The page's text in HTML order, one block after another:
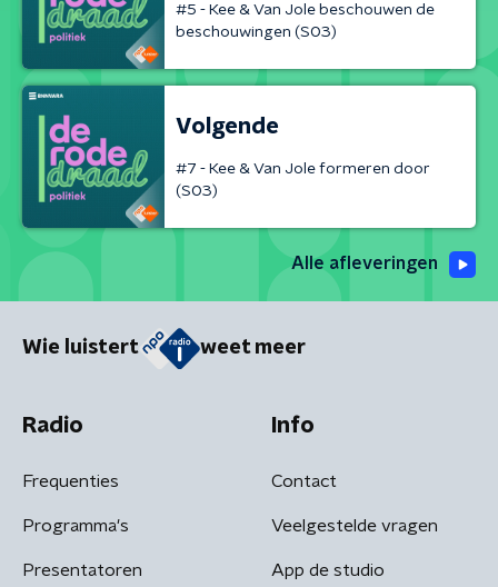
#5 - Kee & Van Jole beschouwen de
beschouwingen (S03)
Volgende
#7 - Kee & Van Jole formeren door
(S03)
Alle afleveringen
Wie luistert weet meer
Radio
Frequenties
Programma's
Presentatoren
Info
Contact
Veelgestelde vragen
App de studio